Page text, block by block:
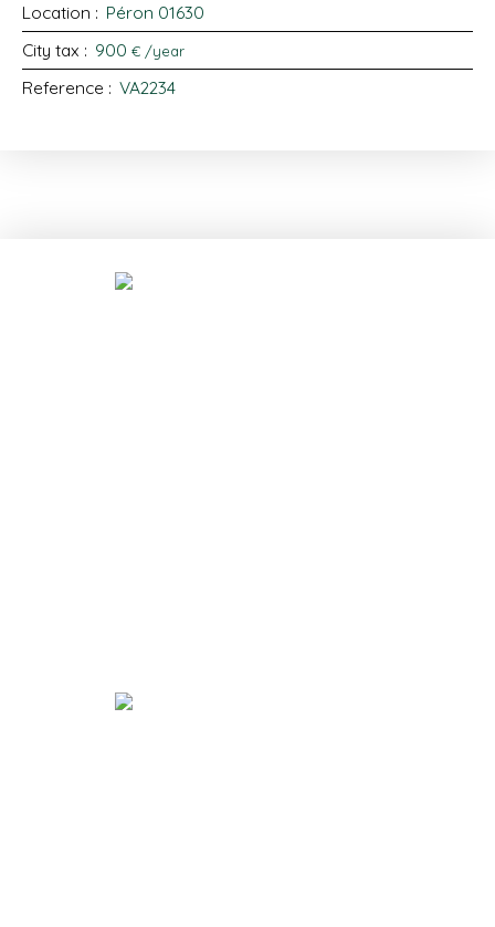
Location : Péron 01630
City tax : 900 € /year
Reference : VA2234